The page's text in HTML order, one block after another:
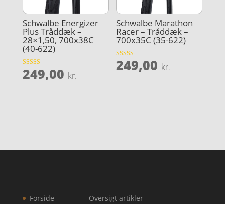
Schwalbe Energizer
Plus Tråddæk –
28×1,50, 700x38C
(40-622)
Vurderet
5
249,00 kr.
Schwalbe Marathon
Racer – Tråddæk –
700x35C (35-622)
Vurderet
4.8
249,00 kr.
Forside
Oversigt artikler